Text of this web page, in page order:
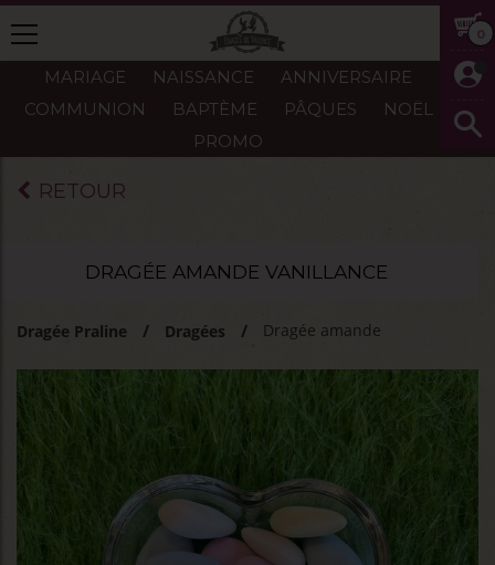
0
MARIAGE NAISSANCE
ANNIVERSAIRE
COMMUNION
BAPTÈME PÂQUES
NOËL
PROMO
RETOUR
DRAGÉE AMANDE VANILLANCE
Dragée Praline Dragées Dragée amande